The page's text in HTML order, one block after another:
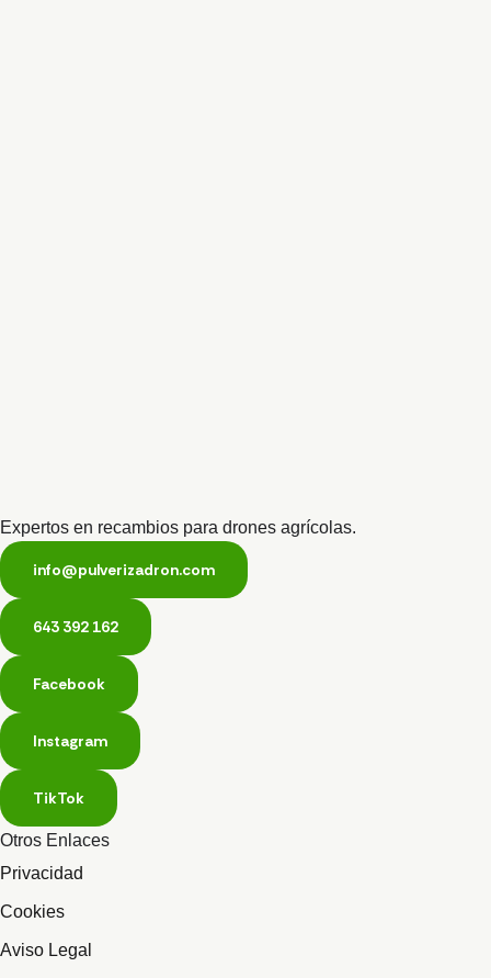
Expertos en recambios para drones agrícolas.
info@pulverizadron.com
643 392 162
Facebook
Instagram
TikTok
Otros Enlaces
Privacidad
Cookies
Aviso Legal